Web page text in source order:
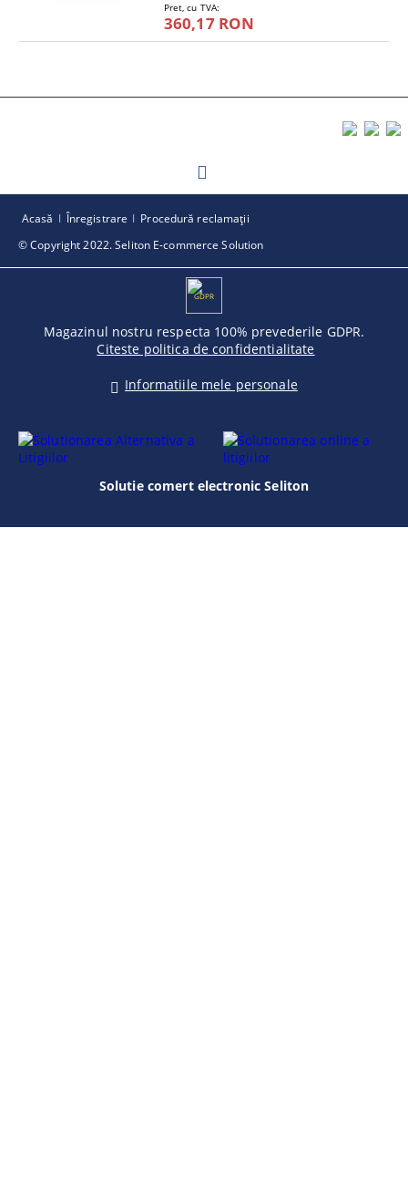
Pret, cu TVA:
360,17 RON
© Copyright 2022. Seliton E-commerce Solution
Acasă Înregistrare Procedură reclamaţii
GDPR
Magazinul nostru respecta 100% prevederile GDPR.
Citeste politica de confidentialitate
Informatiile mele personale
Solutie comert electronic Seliton